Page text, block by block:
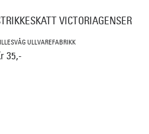
VICTORIAGENSER
ULLVAREFABRIKK
35,-